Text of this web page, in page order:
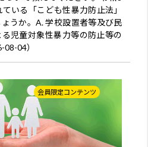
いる「こども性暴力防止法」
うか。A. 学校設置者等及び民
児童対象性暴力等の防止等の
04）
会員限定コンテンツ